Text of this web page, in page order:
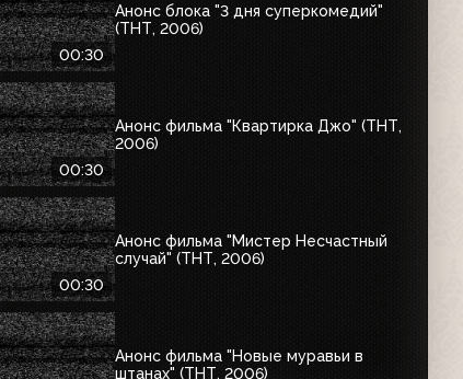
00:30
Анонс блока "3 дня суперкомедий"
(ТНТ, 2006)
00:30
Анонс фильма "Квартирка Джо" (ТНТ,
2006)
00:30
Анонс фильма "Мистер Несчастный
случай" (ТНТ, 2006)
Анонс фильма "Новые муравьи в
штанах" (ТНТ, 2006)